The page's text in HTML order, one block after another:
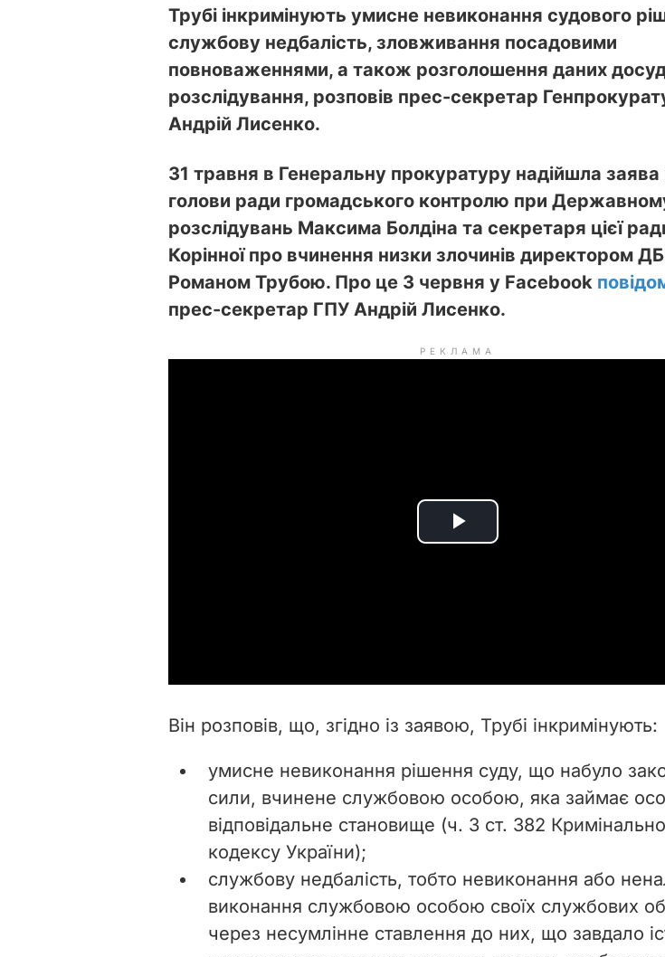
Трубі інкримінують умисне невиконання судового
службову недбалість, зловживання посадовими
повноваженнями, а також розголошення даних
розслідування, розповів прес-секретар
Андрій Лисенко.
31 травня в Генеральну прокуратуру надійшла заява
голови ради громадського контролю при
розслідувань Максима Болдіна та секретаря цієї
Корінної про вчинення низки злочинів директором
Романом Трубою. Про це 3 червня у Facebook
прес-секретар ГПУ Андрій Лисенко.
РЕКЛАМА
P
d
e
o
Він розповів, що, згідно із заявою, Трубі інкримінують:
умисне невиконання рішення суду, що набуло
сили, вчинене службовою особою, яка займає
відповідальне становище (ч. 3 ст. 382
кодексу України);
службову недбалість, тобто невиконання або
виконання службовою особою своїх службових
через несумлінне ставлення до них, що завдало